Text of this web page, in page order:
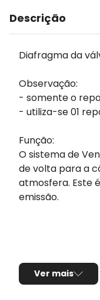
Descrição
Diafragma da
Observação:
- somente o
- utiliza-se 01
Função:
O sistema de
de volta para a
atmosfera. Este
emissão.
Ver mais